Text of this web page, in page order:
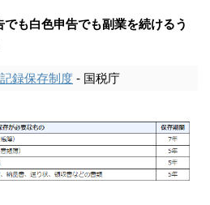
でも白色申告でも副業を続けるう
録保存制度 - 国税庁